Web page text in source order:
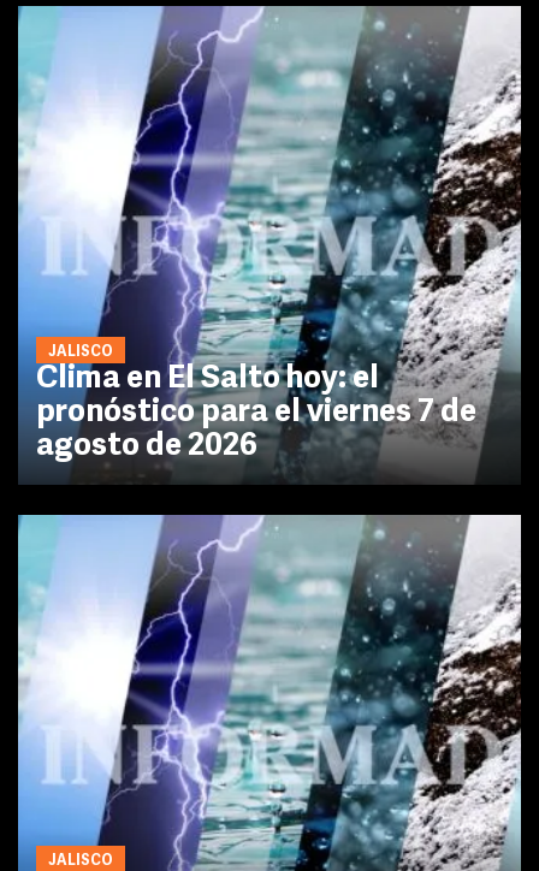
JALISCO
Clima en El Salto hoy: el
pronóstico para el viernes 7 de
agosto de 2026
JALISCO